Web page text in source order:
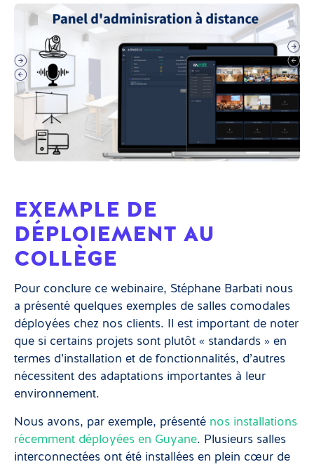
EXEMPLE DE
DÉPLOIEMENT AU
COLLÈGE
Pour conclure ce webinaire, Stéphane Barbati nous
a présenté quelques exemples de salles comodales
déployées chez nos clients. Il est important de noter
que si certains projets sont plutôt « standards » en
termes d’installation et de fonctionnalités, d’autres
nécessitent des adaptations importantes à leur
environnement.
Nous avons, par exemple, présenté nos installations
récemment déployées en Guyane. Plusieurs salles
interconnectées ont été installées en plein cœur de